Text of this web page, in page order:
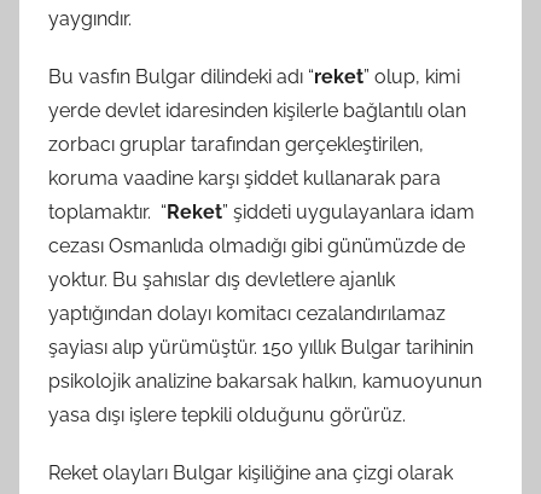
yaygındır.
Bu vasfın Bulgar dilindeki adı “reket” olup, kimi
yerde devlet idaresinden kişilerle bağlantılı olan
zorbacı gruplar tarafından gerçekleştirilen,
koruma vaadine karşı şiddet kullanarak para
toplamaktır. “ Reket” şiddeti uygulayanlara idam
cezası Osmanlıda olmadığı gibi günümüzde de
yoktur. Bu şahıslar dış devletlere ajanlık
yaptığından dolayı komitacı cezalandırılamaz
şayiası alıp yürümüştür. 150 yıllık Bulgar tarihinin
psikolojik analizine bakarsak halkın, kamuoyunun
yasa dışı işlere tepkili olduğunu görürüz.
Reket olayları Bulgar kişiliğine ana çizgi olarak